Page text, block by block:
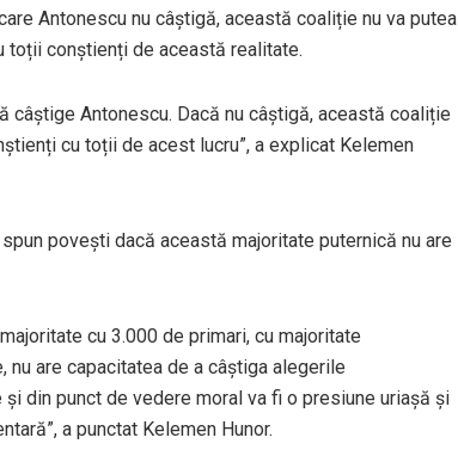
Antonescu nu câștigă, această coaliție nu va putea
toții conștienți de această realitate.
Antonescu. Dacă nu câștigă, această coaliție
cu toții de acest lucru”, a explicat Kelemen
povești dacă această majoritate puternică nu are
cu 3.000 de primari, cu majoritate
nu are capacitatea de a câștiga alegerile
din punct de vedere moral va fi o presiune uriașă și
a punctat Kelemen Hunor.